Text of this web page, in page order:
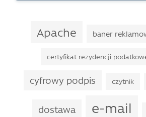
Apache baner
certyfikat rezydencji
cyfrowy podpis czytnik
dostawa e-mail